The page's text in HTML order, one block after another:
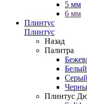
5 мм
6 мм
Плинтус
Плинтус
Назад
Палитра
Белый
Серый
Плинтус